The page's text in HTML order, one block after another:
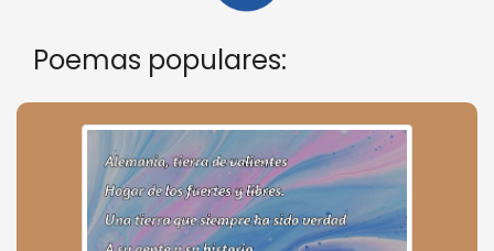
Poemas populares: